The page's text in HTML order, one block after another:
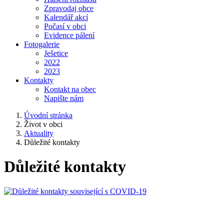
Zpravodaj obce
Kalendář akcí
Počasí v obci
Evidence pálení
Fotogalerie
Ješetice
2022
2023
Kontakty
Kontakt na obec
Napište nám
Úvodní stránka
Život v obci
Aktuality
Důležité kontakty
Důležité kontakty